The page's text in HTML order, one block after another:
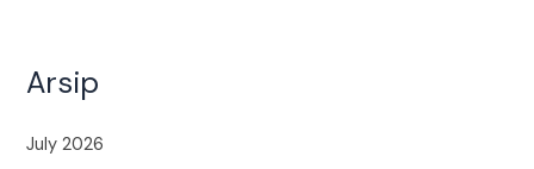
Arsip
July 2026